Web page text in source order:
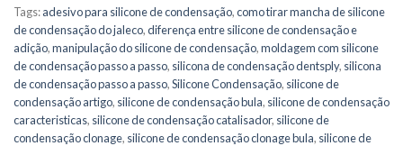
Tags:adesivo para silicone de condensação,como tirar mancha de silicone
de condensação do jaleco,diferença entre silicone de condensação e
adição,manipulação do silicone de condensação,moldagem com silicone
de condensação passo a passo, silicona de condensação dentsply, silicona
de condensação passo a passo,Silicone Condensação, silicone de
condensação artigo, silicone de condensação bula, silicone de condensação
caracteristicas, silicone de condensação catalisador, silicone de
condensação clonage, silicone de condensação clonage bula, silicone de